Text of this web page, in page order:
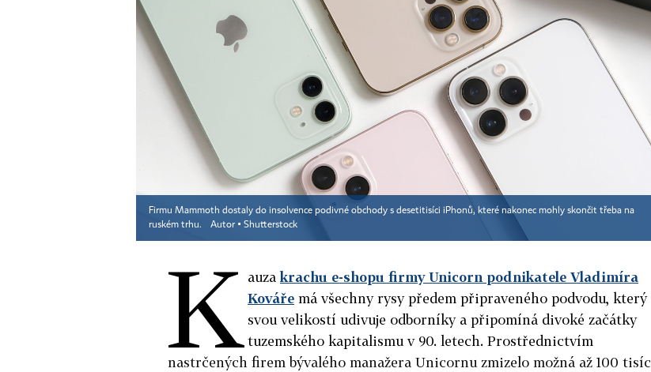
Firmu Mammoth dostaly do insolvence podivné obchody s desetitisíci iPhonů, které nakonec mohly skončit třeba na
ruském trhu.
Autor ▪ Shutterstock
K auzakrachu e-shopu firmy Unicorn podnikatele Vladimíra
Kováře má všechny rysy předem připraveného podvodu, který
svou velikostí udivuje odborníky a připomíná divoké začátky
tuzemského kapitalismu v 90. letech. Prostřednictvím
nastrčených firem bývalého manažera Unicornu zmizelo možná až 100 tisíc